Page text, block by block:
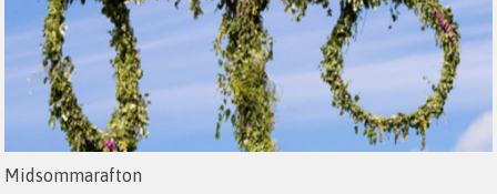
Midsommarafton